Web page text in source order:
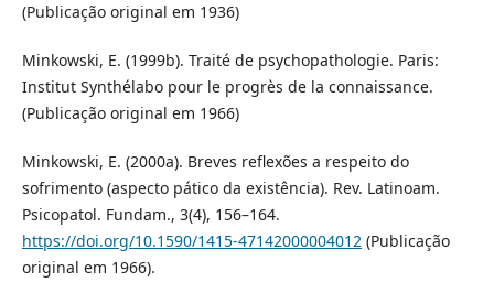
(Publicação original em 1936)
Minkowski, E. (1999b). Traité de psychopathologie. Paris:
Institut Synthélabo pour le progrès de la connaissance.
(Publicação original em 1966)
Minkowski, E. (2000a). Breves reflexões a respeito do
sofrimento (aspecto pático da existência). Rev. Latinoam.
Psicopatol. Fundam., 3(4), 156–164.
https://doi.org/10.1590/1415-47142000004012(Publicação
original em 1966).